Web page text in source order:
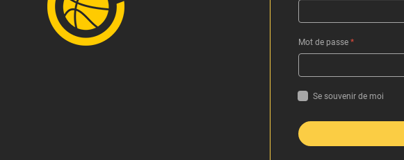
Mot de passe *
Se souvenir de moi